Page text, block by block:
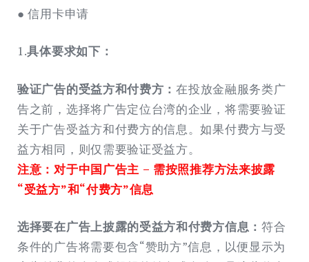
● 信用卡申请
1.具体要求如下：
验证广告的受益方和付费方：在投放金融服务类广
告之前，选择将广告定位台湾的企业，将需要验证
关于广告受益方和付费方的信息。如果付费方与受
益方相同，则仅需要验证受益方。
注意：对于中国广告主 – 需按照推荐方法来披露
“受益方”和“付费方”信息
选择要在广告上披露的受益方和付费方信息： 符合
条件的广告将需要包含“赞助方”信息，以便显示为